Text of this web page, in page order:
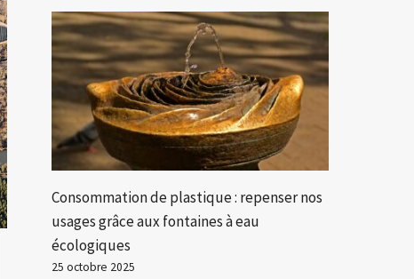
Consommation de plastique : repenser nos
usages grâce aux fontaines à eau
écologiques
25 octobre 2025